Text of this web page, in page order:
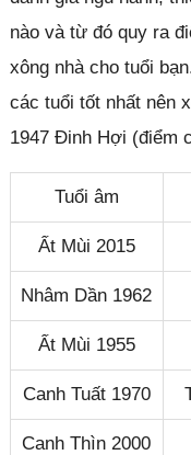
nào và từ đó quy ra
xông nhà cho tuổi
các tuổi tốt nhất nên
1947 Đinh Hợi (điểm
Tuổi âm
Ất Mùi 2015
Nhâm Dần 1962
Ất Mùi 1955
Canh Tuất 1970
Canh Thìn 2000